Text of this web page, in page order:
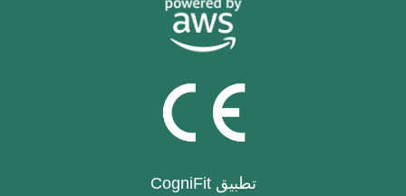
تطبيق CogniFit